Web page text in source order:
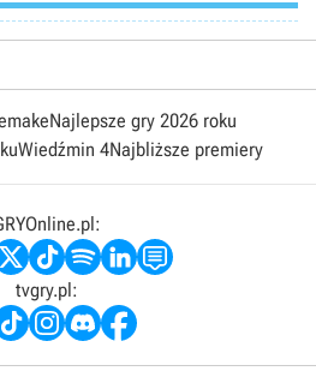
Najlepsze gry 2026 roku
Wiedźmin 4Najbliższe premiery
tvgry.pl: